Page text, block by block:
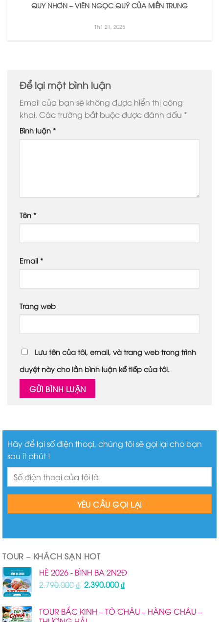
QUY NHƠN – VIÊN NGỌC QUÝ CỦA MIỀN TRUNG
Th1 21, 2025
Để lại một bình luận
Email của bạn sẽ không được hiển thị công
khai. Các trường bắt buộc được đánh dấu *
Bình luận *
Tên *
Email *
Trang web
Lưu tên của tôi, email, và trang web trong trình
duyệt này cho lần bình luận kế tiếp của tôi.
Hãy để lại số điện thoại, chúng tôi sẽ gọi lại cho bạn
sau ít phút !
TOUR – KHÁCH SẠN HOT
HÈ 2026 - BÌNH BA 2N2Đ
2,790,000₫ Giá
2,790,000 ₫.
2,390,000₫Giá
tại
là:
TOUR BẮC KINH – TÔ CHÂU – HÀNG CHÂU –